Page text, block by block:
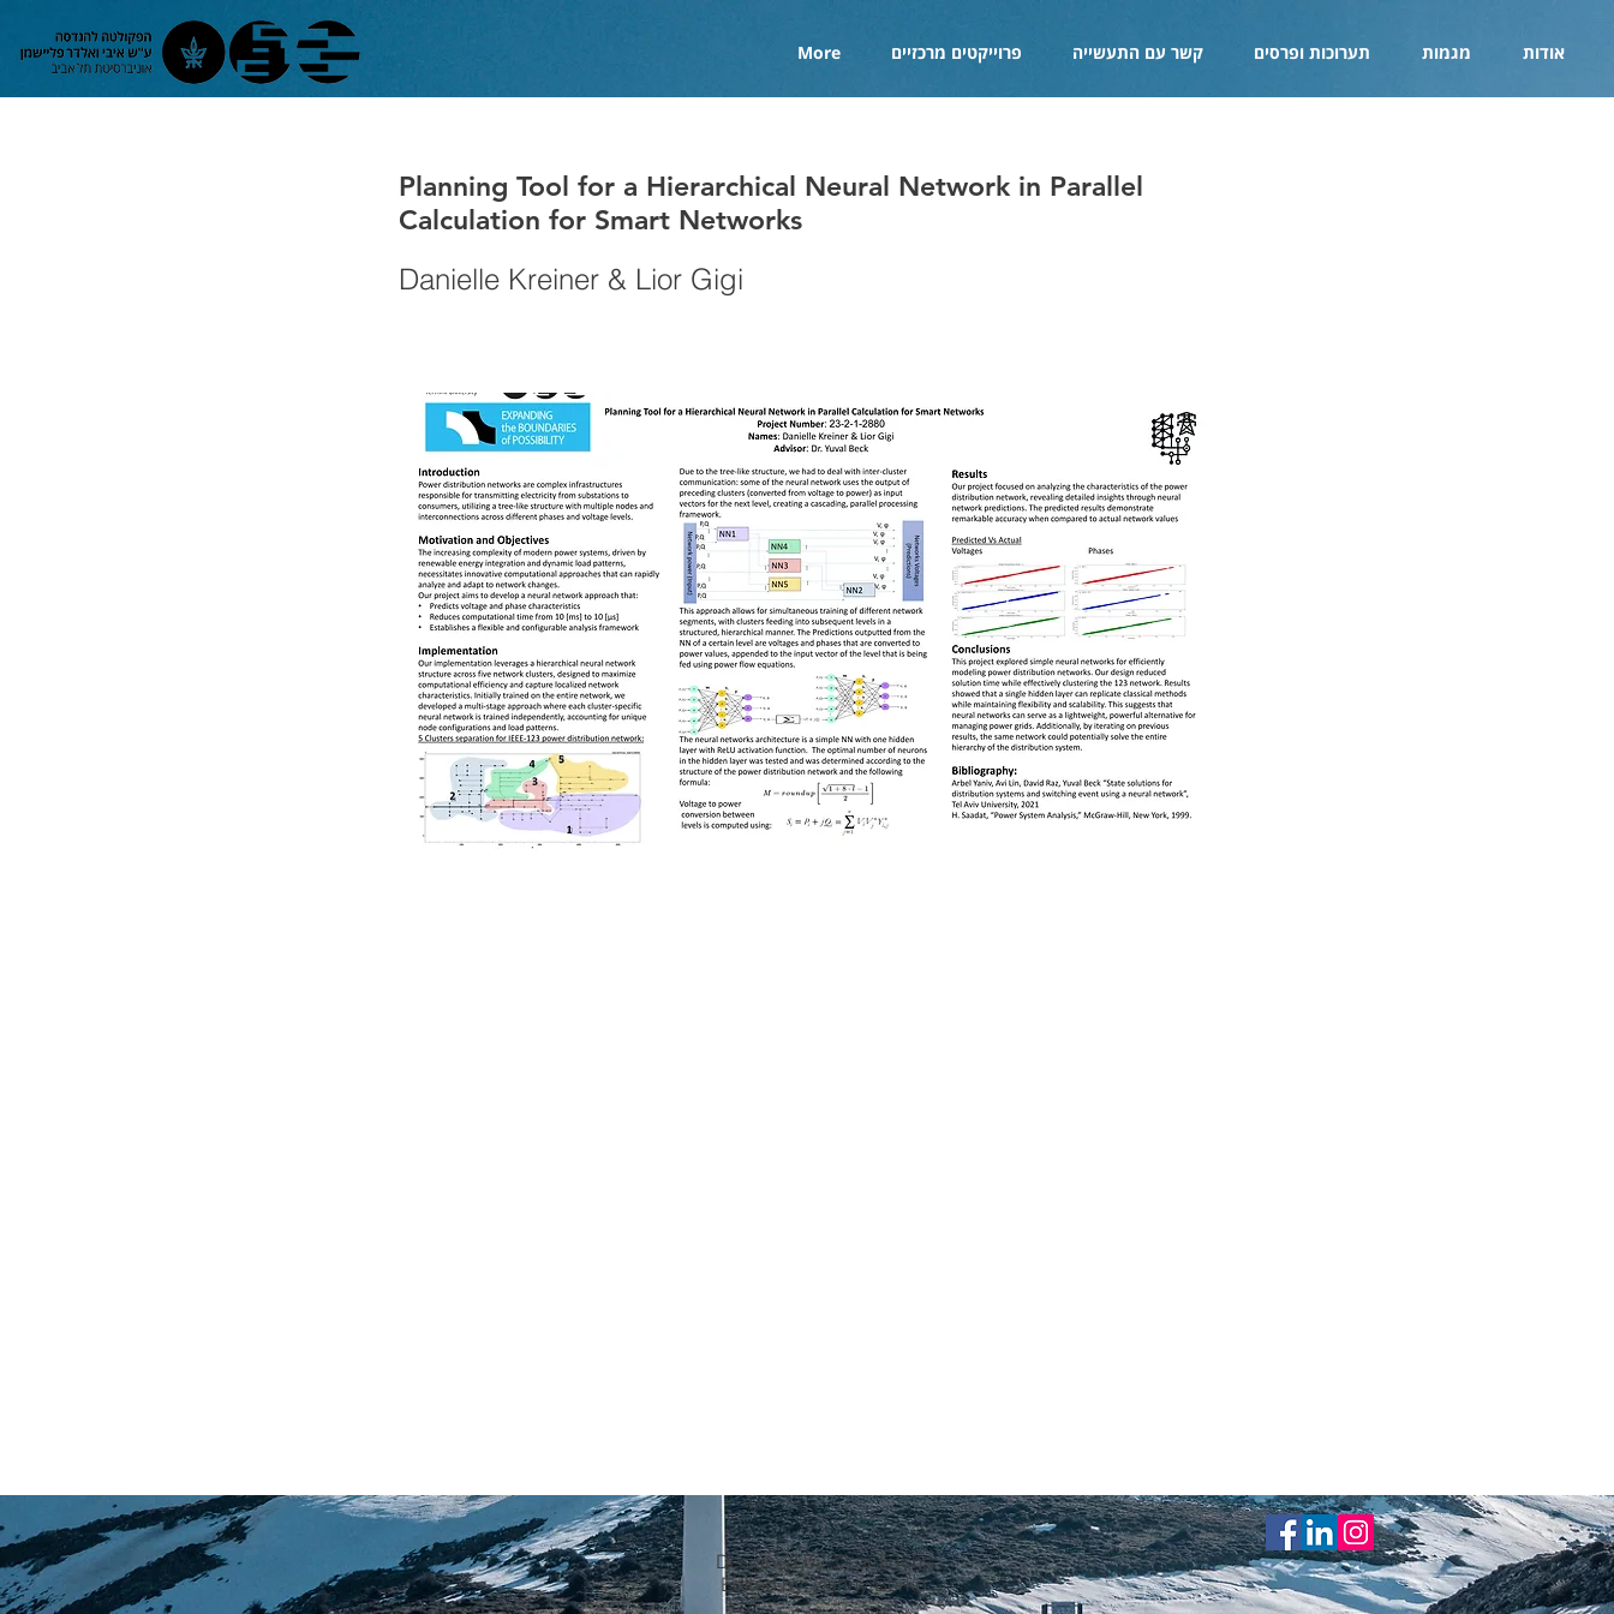
אודות מגמות תערוכות ופרסים קשר עם התעשייה פרוייקטים מרכזיים More
Planning Tool for a Hierarchical Neural Network in Parallel
Calculation for Smart Networks
Danielle Kreiner & Lior Gigi
Designed by: Dror Fuchs
Edited by: Danny Berko